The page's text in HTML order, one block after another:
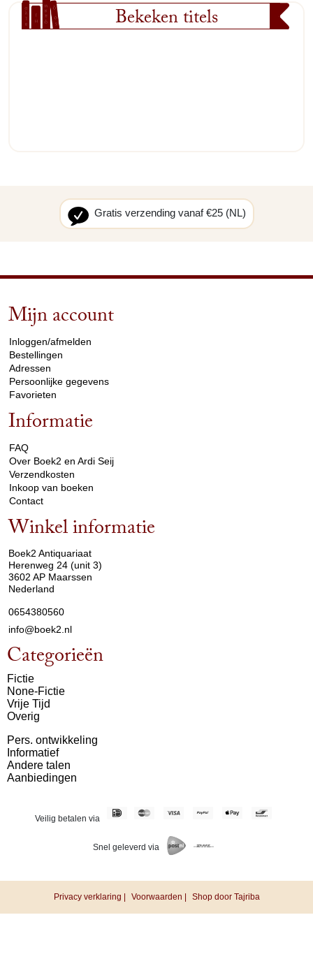
Bekeken titels
Gratis verzending vanaf €25 (NL)
Mijn account
Inloggen/afmelden
Bestellingen
Adressen
Persoonlijke gegevens
Favorieten
Informatie
FAQ
Over Boek2 en Ardi Seij
Verzendkosten
Inkoop van boeken
Contact
Winkel informatie
Boek2 Antiquariaat
Herenweg 24 (unit 3)
3602 AP Maarssen
Nederland
0654380560
info@boek2.nl
Categorieën
Fictie
None-Fictie
Vrije Tijd
Overig
Pers. ontwikkeling
Informatief
Andere talen
Aanbiedingen
Veilig betalen via
Snel geleverd via
Privacy verklaring | Voorwaarden | Shop door Tajriba